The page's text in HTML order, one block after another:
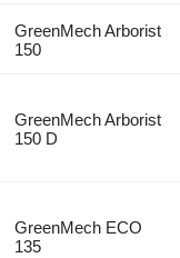
GreenMech Arborist
150
GreenMech Arborist
150 D
GreenMech ECO
135